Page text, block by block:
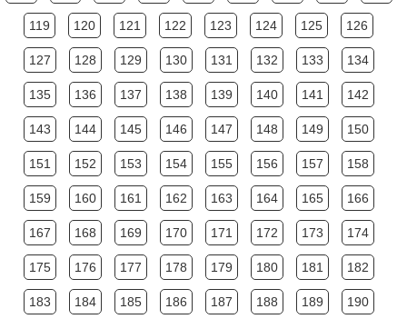
119 120 121 122 123 124 125 126
127 128 129 130 131 132 133 134
135 136 137 138 139 140 141 142
143 144 145 146 147 148 149 150
151 152 153 154 155 156 157 158
159 160 161 162 163 164 165 166
167 168 169 170 171 172 173 174
175 176 177 178 179 180 181 182
183 184 185 186 187 188 189 190